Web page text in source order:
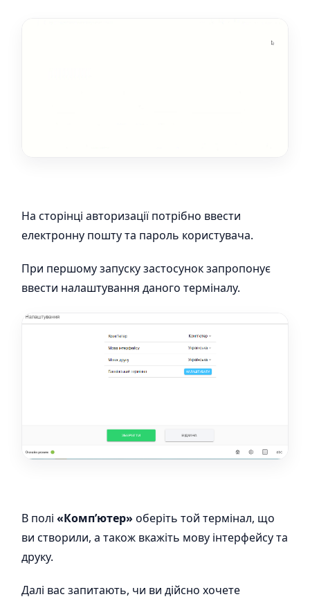
На сторінці авторизації потрібно ввести
електронну пошту та пароль користувача.
При першому запуску застосунок запропонує
ввести налаштування даного терміналу.
В полі «Комп’ютер» оберіть той термінал, що
ви створили, а також вкажіть мову інтерфейсу та
друку.
Далі вас запитають, чи ви дійсно хочете